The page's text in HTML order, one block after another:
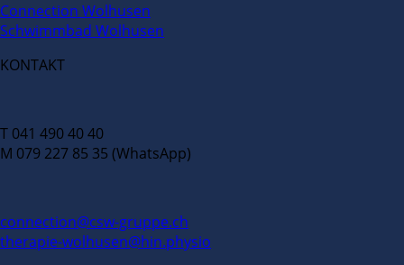
Connection Wolhusen
Schwimmbad Wolhusen
KONTAKT
T 041 490 40 40
M 079 227 85 35 (WhatsApp)
connection@csw-gruppe.ch
therapie-wolhusen@hin.physio